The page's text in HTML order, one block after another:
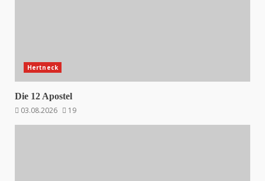
Hertneck
Die 12 Apostel
03.08.2026
19